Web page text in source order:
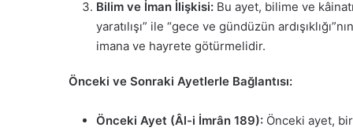
Bilim ve İman İlişkisi: Bu ayet, bilime ve
yaratılışı” ile “gece ve gündüzün
imana ve hayrete götürmelidir.
Önceki ve Sonraki Ayetlerle Bağlantısı:
Önceki Ayet (Âl-i İmrân 189): Önceki ayet,